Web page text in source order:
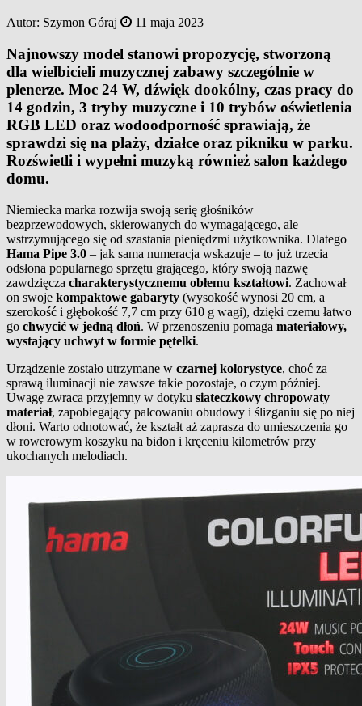
Autor: Szymon Góraj 11 maja 2023
Najnowszy model stanowi propozycję, stworzoną
dla wielbicieli muzycznej zabawy szczególnie w
plenerze. Moc 24 W, dźwięk dookólny, czas pracy do
14 godzin, 3 tryby muzyczne i 10 trybów oświetlenia
RGB LED oraz wodoodporność sprawiają, że
sprawdzi się na plaży, działce oraz pikniku w parku.
Rozświetli i wypełni muzyką również salon każdego
domu.
Niemiecka marka rozwija swoją serię głośników
bezprzewodowych, skierowanych do wymagającego, ale
wstrzymującego się od szastania pieniędzmi użytkownika. Dlatego
Hama Pipe 3.0 – jak sama numeracja wskazuje – to już trzecia
odsłona popularnego sprzętu grającego, który swoją nazwę
zawdzięcza charakterystycznemu obłemu kształtowi. Zachował
on swoje kompaktowe gabaryty (wysokość wynosi 20 cm, a
szerokość i głębokość 7,7 cm przy 610 g wagi), dzięki czemu łatwo
go chwycić w jedną dłoń. W przenoszeniu pomaga materiałowy,
wystający uchwyt w formie pętelki.
Urządzenie zostało utrzymane w czarnej kolorystyce, choć za
sprawą iluminacji nie zawsze takie pozostaje, o czym później.
Uwagę zwraca przyjemny w dotyku siateczkowy chropowaty
materiał, zapobiegający palcowaniu obudowy i ślizganiu się po niej
dłoni. Warto odnotować, że kształt aż zaprasza do umieszczenia go
w rowerowym koszyku na bidon i kręceniu kilometrów przy
ukochanych melodiach.